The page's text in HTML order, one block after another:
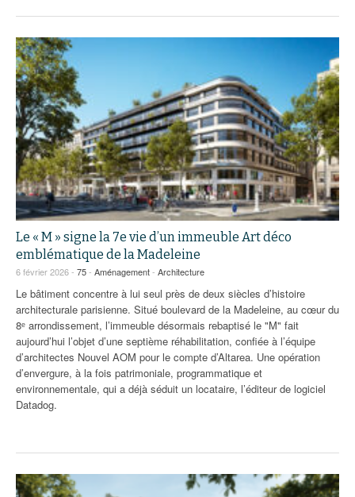
Le « M » signe la 7e vie d’un immeuble Art déco
emblématique de la Madeleine
6 février 2026 - 75- Aménagement- Architecture
Le bâtiment concentre à lui seul près de deux siècles d’histoire
architecturale parisienne. Situé boulevard de la Madeleine, au cœur du
8ᵉ arrondissement, l’immeuble désormais rebaptisé le "M" fait
aujourd’hui l’objet d’une septième réhabilitation, confiée à l’équipe
d’architectes Nouvel AOM pour le compte d’Altarea. Une opération
d’envergure, à la fois patrimoniale, programmatique et
environnementale, qui a déjà séduit un locataire, l’éditeur de logiciel
Datadog.